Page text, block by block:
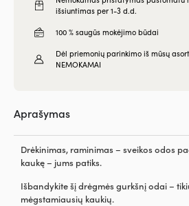
išsiuntimas per 1-3 d.d.
100 % saugūs mokėjimo būdai
Dėl priemonių parinkimo iš mūsų
NEMOKAMAI
Aprašymas
Drėkinimas, raminimas – sveikos odos
kaukę – jums patiks.
Išbandykite šį drėgmės gurkšnį odai –
mėgstamiausių kaukių.